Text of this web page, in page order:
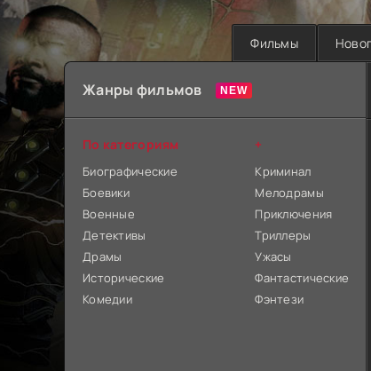
Фильмы
Жанры фильмов
По категориям
Биографические
Боевики
Военные
Детективы
Драмы
Исторические
Комедии
+
Криминал
Мелодрамы
Приключения
Триллеры
Ужасы
Фантастические
Фэнтези